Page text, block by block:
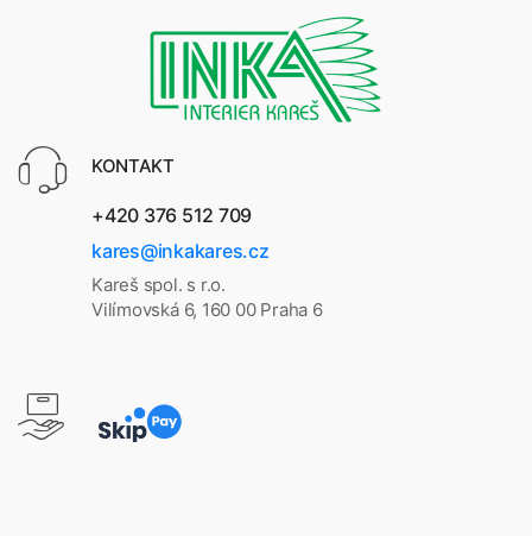
KONTAKT
+420 376 512 709
kares@inkakares.cz
Kareš spol. s r.o.
Vilímovská 6, 160 00 Praha 6